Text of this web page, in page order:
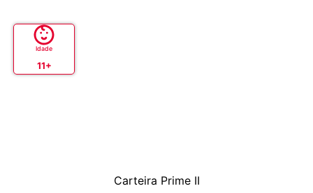
Idade
11+
Carteira Prime II